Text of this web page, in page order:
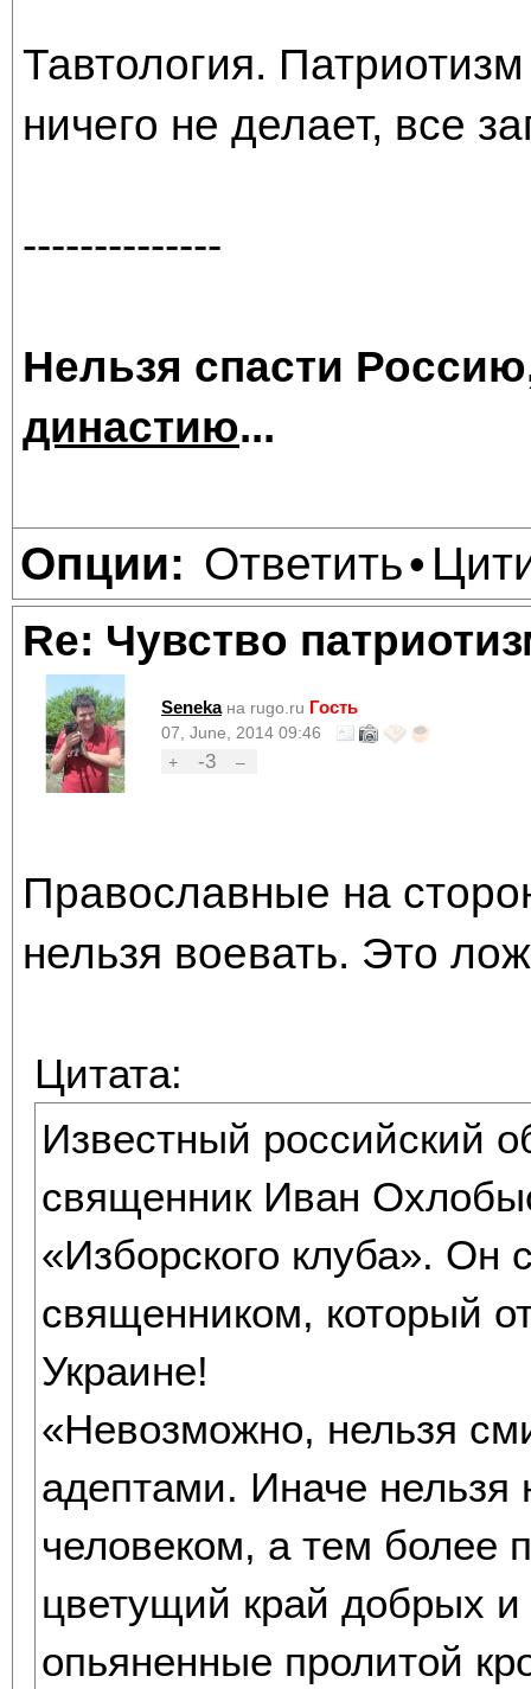
Тавтология.
ничего не делает, все
--------------
Нельзя спасти
династию...
Опции: Ответить•
Re: Чувство
Seneka на rugo.ru Гость
07, June, 2014 09:46
+
-3 –
Православные на
нельзя воевать. Это
Цитата:
Известный российский
священник Иван
«Изборского клуба». Он
священником, который
Украине!
«Невозможно, нельзя
адептами. Иначе
человеком, а тем более
цветущий край добрых
опьяненные пролитой